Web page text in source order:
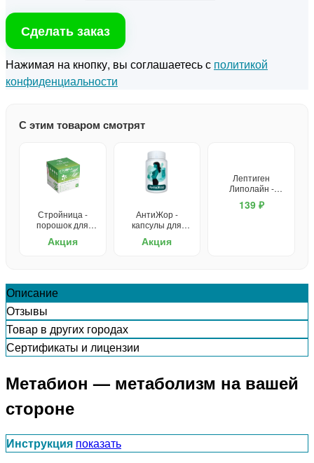
Сделать заказ
Нажимая на кнопку, вы соглашаетесь с политикой
конфиденциальности
С этим товаром смотрят
Стройница -
порошок для
Акция
АнтиЖор -
капсулы для
Акция
Лептиген
Липолайн -
капсулы для
похудения
139 ₽
Описание
Отзывы
Товар в других городах
Сертификаты и лицензии
Метабион — метаболизм на вашей
стороне
Инструкция показать